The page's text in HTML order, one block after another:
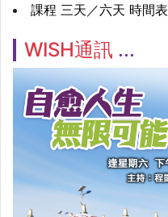
課程 三天／六天 時間表
WISH通訊